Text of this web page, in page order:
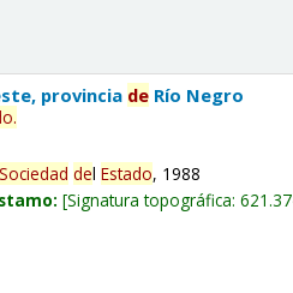
provincia de Río Negro
.
Sociedad delEstado, 1988
Signatura topográfica: